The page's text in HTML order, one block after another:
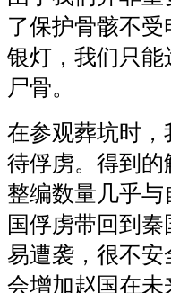
了保护骨骸不
银灯，我们只
尸骨。
在参观葬坑时
待俘虏。得到
整编数量几乎
国俘虏带回到
易遭袭，很不
会增加赵国在